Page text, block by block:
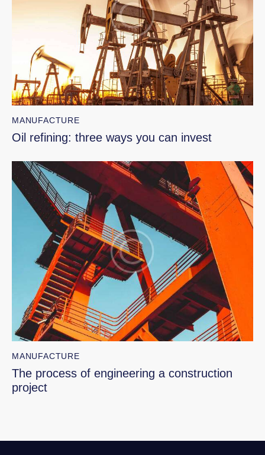
MANUFACTURE
Oil refining: three ways you can invest
MANUFACTURE
The process of engineering a construction
project